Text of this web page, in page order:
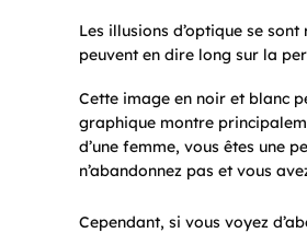
Les illusions d’optique se
peuvent en dire long sur la
Cette image en noir et blanc
graphique montre
d’une femme, vous êtes une
n’abandonnez pas et vous
Cependant, si vous voyez